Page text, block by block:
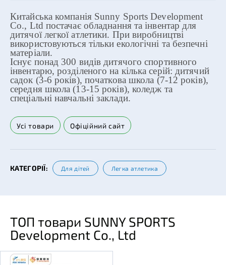
Китайська компанія Sunny Sports Development
Co., Ltd постачає обладнання та інвентар для
дитячої легкої атлетики. При виробництві
використовуються тільки екологічні та безпечні
матеріали.
Існує понад 300 видів дитячого спортивного
інвентарю, розділеного на кілька серій: дитячий
садок (3-6 років), початкова школа (7-12 років),
середня школа (13-15 років), коледж та
спеціальні навчальні заклади.
Усі товари Офіційний сайт
КАТЕГОРІЇ: Для дітей Легка атлетика
ТОП товари SUNNY SPORTS
Development Co., Ltd